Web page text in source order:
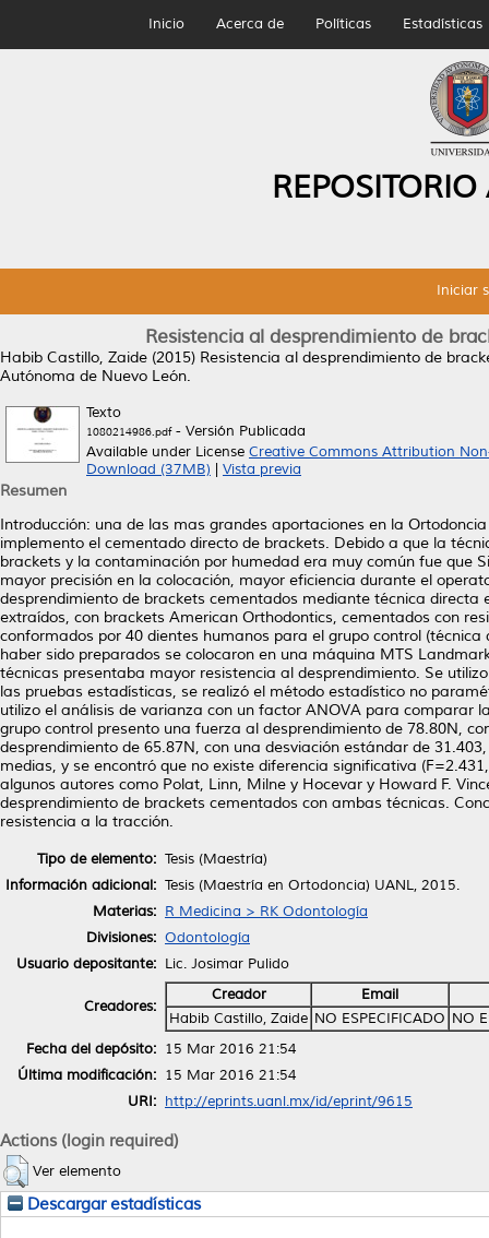
Inicio Acerca de Políticas Estadísticas
Iniciar
Resistencia al desprendimiento de
Habib Castillo, Zaide (2015) Resistencia al desprendimiento de
Autónoma de Nuevo León.
Texto
1080214986.pdf- Versión Publicada
Available under License Creative Commons Attribution
Download (37MB)
Vista previa
Resumen
Introducción: una de las mas grandes aportaciones en la
implemento el cementado directo de brackets. Debido a que la
brackets y la contaminación por humedad era muy común fue que
mayor precisión en la colocación, mayor eficiencia durante el
desprendimiento de brackets cementados mediante técnica
extraídos, con brackets American Orthodontics, cementados con
conformados por 40 dientes humanos para el grupo control
haber sido preparados se colocaron en una máquina MTS
técnicas presentaba mayor resistencia al desprendimiento. Se
las pruebas estadísticas, se realizó el método estadístico no
utilizo el análisis de varianza con un factor ANOVA para comparar
grupo control presento una fuerza al desprendimiento de 78.80N,
desprendimiento de 65.87N, con una desviación estándar de
medias, y se encontró que no existe diferencia significativa
algunos autores como Polat, Linn, Milne y Hocevar y Howard F.
desprendimiento de brackets cementados con ambas técnicas.
resistencia a la tracción.
Tipo de elemento: Tesis (Maestría)
Información adicional: Tesis (Maestría en Ortodoncia) UANL, 2015.
Materias: R Medicina > RK Odontología
Divisiones: Odontología
Usuario depositante: Lic. Josimar Pulido
Creadores:
Creador
Email
Habib Castillo, Zaide NO ESPECIFICADO NO
Fecha del depósito: 15 Mar 2016 21:54
Última modificación: 15 Mar 2016 21:54
URI: http://eprints.uanl.mx/id/eprint/9615
Actions (login required)
Ver elemento
Descargar estadísticas